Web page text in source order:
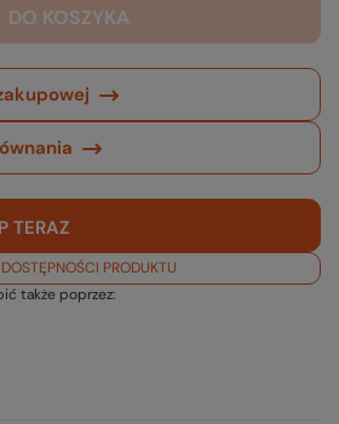
DO KOSZYKA
TERAZ
PRODUKTU
także poprzez: